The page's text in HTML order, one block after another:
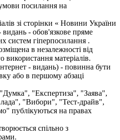
умови посилання на
зі сторінки « Новини України
видань - обов'язкове пряме
систем гіперпосилання .
в незалежності від
використання матеріалів.
- видань) - повинна бути
або в першому абзаці
"Експертиза", "Заява",
"Вибори", "Тест-драйв",
публікуються на правах
спільно з